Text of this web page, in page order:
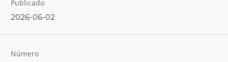
Publicado
2026-06-02
Número